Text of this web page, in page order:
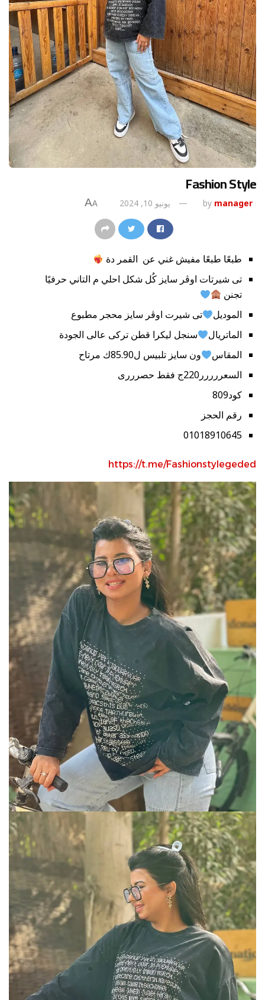
Fashion Style
by manager يونيو 10, 2024 A
A
طبعًا طبعًا مفيش غني عن القمر دة
تى شيرتات اوڤر سايز كُل شكل احلي م التاني حرفيًا
تجنن
الموديل
تى شيرت اوڤر سايز محجر مطبوع
الماتريال
سنجل ليكرا قطن تركى عالى الجودة
المقاس
ون سايز تلبيس ل85.90ك مرتاح
السعررررر220ج فقط حصرررى
كود809
رقم الحجز
01018910645
https://t.me/Fashionstylegeded